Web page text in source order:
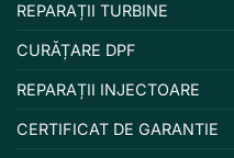
REPARAȚII TURBINE
CURĂȚARE DPF
REPARAȚII INJECTOARE
CERTIFICAT DE GARANTIE